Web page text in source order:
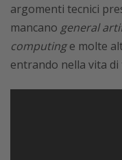
argomenti tecnici
mancano general
computinge molte
entrando nella vita